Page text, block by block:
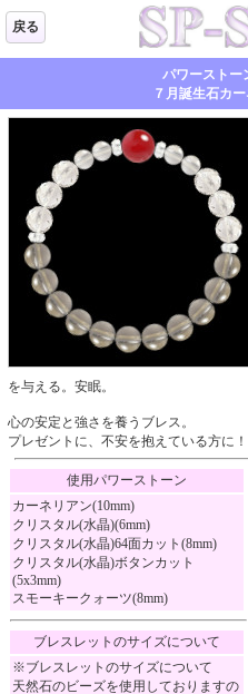
戻る
パワーストー
７月誕生石カ
を与える。安眠。
心の安定と強さを養うブレス。
プレゼントに、不安を抱えている方に！
使用パワーストーン
カーネリアン(10mm)
クリスタル(水晶)(6mm)
クリスタル(水晶)64面カット(8mm)
クリスタル(水晶)ボタンカット
(5x3mm)
スモーキークォーツ(8mm)
ブレスレットのサイズについて
※ブレスレットのサイズについて
天然石のビーズを使用しておりますの